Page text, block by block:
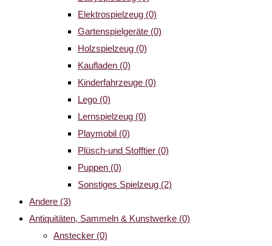
Elektrospielzeug (0)
Gartenspielgeräte (0)
Holzspielzeug (0)
Kaufladen (0)
Kinderfahrzeuge (0)
Lego (0)
Lernspielzeug (0)
Playmobil (0)
Plüsch-und Stofftier (0)
Puppen (0)
Sonstiges Spielzeug (2)
Andere (3)
Antiquitäten, Sammeln & Kunstwerke (0)
Anstecker (0)